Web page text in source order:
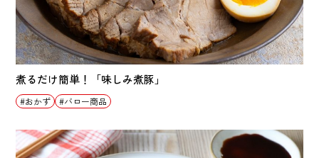
煮るだけ簡単！「味しみ煮豚」
おかず バロー商品